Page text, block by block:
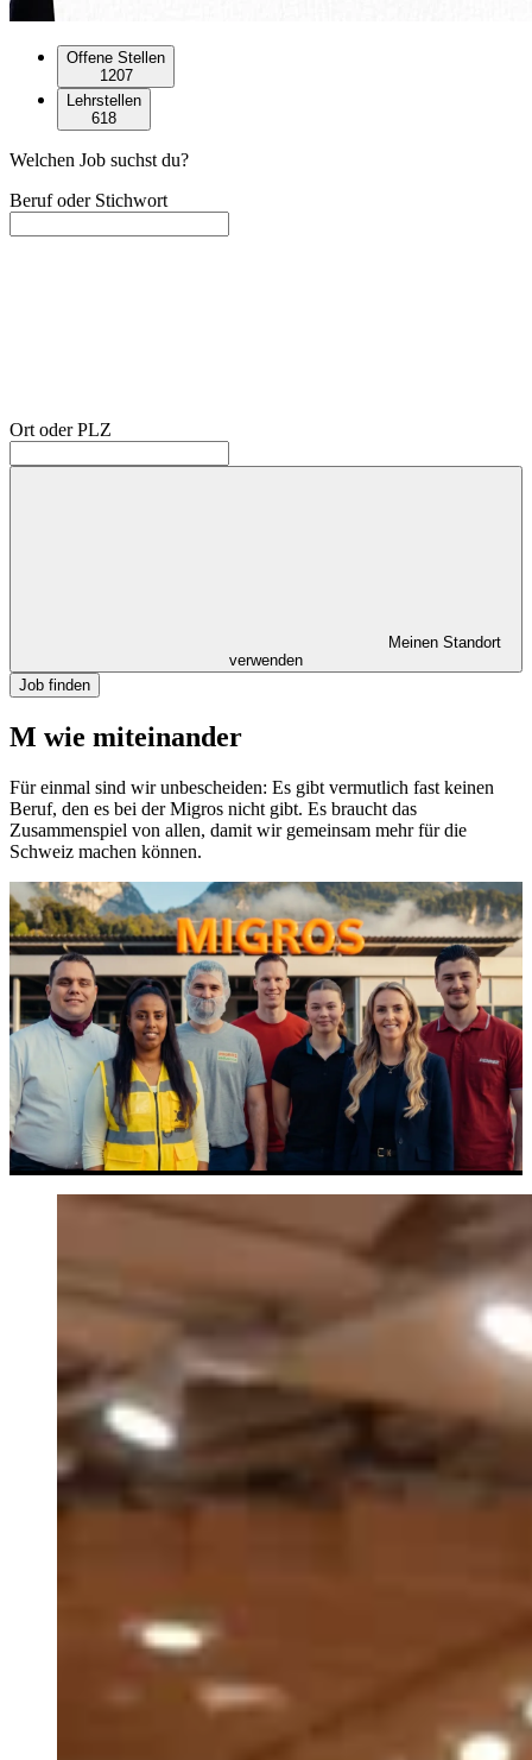
Offene Stellen
1207
Lehrstellen
618
Welchen Job suchst du?
Beruf oder Stichwort
Ort oder PLZ
Meinen Standort
verwenden
Job finden
M wie miteinander
Für einmal sind wir unbescheiden: Es gibt vermutlich fast keinen
Beruf, den es bei der Migros nicht gibt. Es braucht das
Zusammenspiel von allen, damit wir gemeinsam mehr für die
Schweiz machen können.